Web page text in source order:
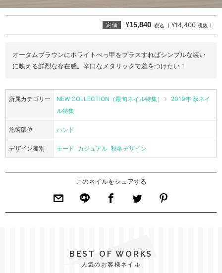
定価 ¥15,840 税込 [ ¥14,400 税抜 ]
オータムブラウンにホワイトべっ甲をプラスすればシンプルな装い
に映える鮮烈な存在感。辛口なメタリックで差をつけたい！
所属カテゴリー NEW COLLECTION（最旬ネイル特集）
2019年 秋ネイ
ル特集
施術部位 ハンド
デザイン種別 モード カジュアル 秋冬デザイン
このネイルをシェアする
BEST OF WORKS
人気のお客様ネイル